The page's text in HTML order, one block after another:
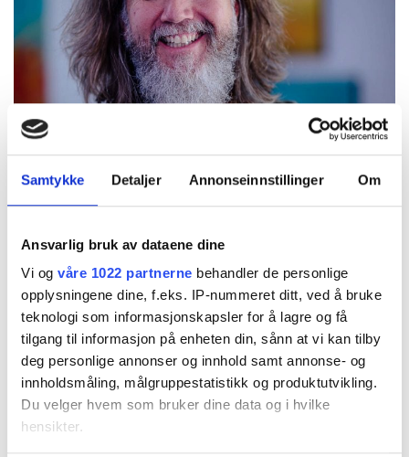
Samtykke Detaljer Annonseinnstillinger Om
Ansvarlig bruk av dataene dine
Vi og våre 1022 partnerne behandler de personlige
opplysningene dine, f.eks. IP-nummeret ditt, ved å bruke
teknologi som informasjonskapsler for å lagre og få
tilgang til informasjon på enheten din, sånn at vi kan tilby
deg personlige annonser og innhold samt annonse- og
innholdsmåling, målgruppestatistikk og produktutvikling.
Du velger hvem som bruker dine data og i hvilke
hensikter.
Thor Arne Moen – (Foto:Geir Anders Rybakken Ørslien)